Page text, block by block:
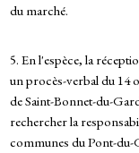
du marché.
5. En l'espèce, la
un procès-verbal du 14
de Saint-Bonnet-du-
rechercher la
communes du Pont-du-